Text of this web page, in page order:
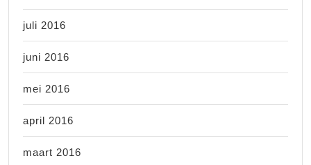
juli 2016
juni 2016
mei 2016
april 2016
maart 2016